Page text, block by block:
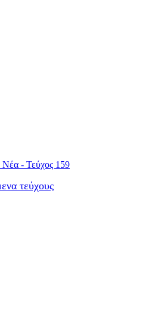
τεύχους